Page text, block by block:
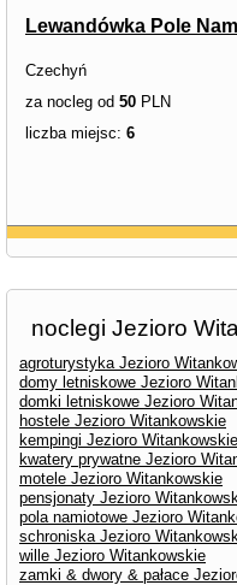
Lewandówka Pole
Czechyń
za nocleg od 50 PLN
liczba miejsc: 6
noclegi Jezioro
agroturystyka Jezioro
domy letniskowe Jezioro
domki letniskowe Jezioro
hostele Jezioro Witankowskie
kempingi Jezioro Witankowskie
kwatery prywatne Jezioro
motele Jezioro Witankowskie
pensjonaty Jezioro
pola namiotowe Jezioro
schroniska Jezioro
wille Jezioro Witankowskie
zamki & dwory & pałace